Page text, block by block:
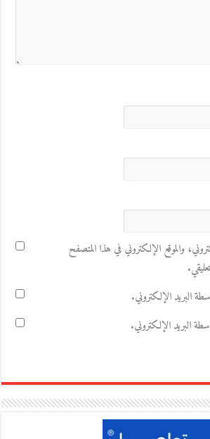
والموقع الإلكتروني في هذا المتصفح
البريد الإلكتروني.
البريد الإلكتروني.